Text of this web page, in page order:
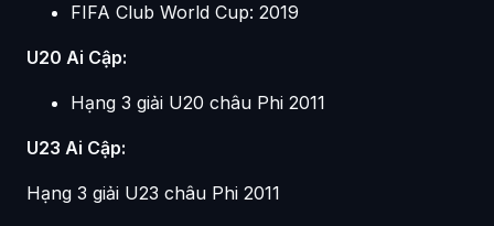
FIFA Club World Cup: 2019
U20 Ai Cập:
Hạng 3 giải U20 châu Phi 2011
U23 Ai Cập:
Hạng 3 giải U23 châu Phi 2011